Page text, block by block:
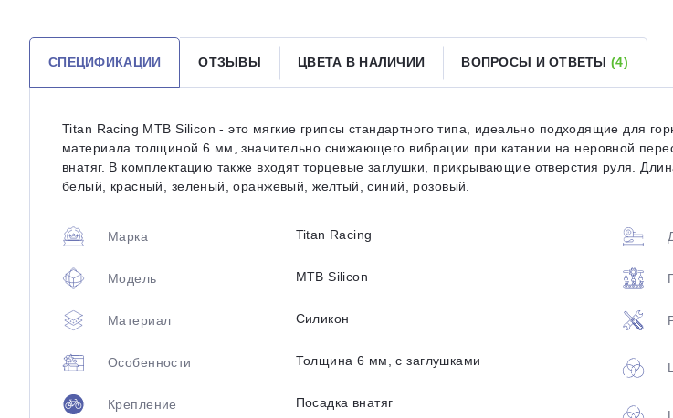
СПЕЦИФИКАЦИИ ОТЗЫВЫ ЦВЕТА В НАЛИЧИИ ВОПРОСЫ И ОТВЕТЫ(4)
Titan Racing MTB Silicon - это мягкие грипсы стандартного типа, идеально подходящие для
материала толщиной 6 мм, значительно снижающего вибрации при катании на неровной
внатяг. В комплектацию также входят торцевые заглушки, прикрывающие отверстия руля.
белый, красный, зеленый, оранжевый, желтый, синий, розовый.
Марка Titan Racing
Модель MTB Silicon
Материал Силикон
Особенности Толщина 6 мм, с заглушками
Крепление Посадка внатяг
Получайте товарвыбранный
Оставшиеся75% будут
с вашей картыпо25%
об оплате Плайтом
Остались